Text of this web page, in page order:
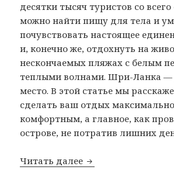
десятки тысяч туристов со всего
можно найти пищу для тела и
почувствовать настоящее
и, конечно же, отдохнуть на
нескончаемых пляжах с белым
теплыми волнами. Шри-Ланка —
место. В этой статье мы
сделать ваш отдых
комфортным, а главное, как
острове, не потратив лишних
Читать далее Хитрости